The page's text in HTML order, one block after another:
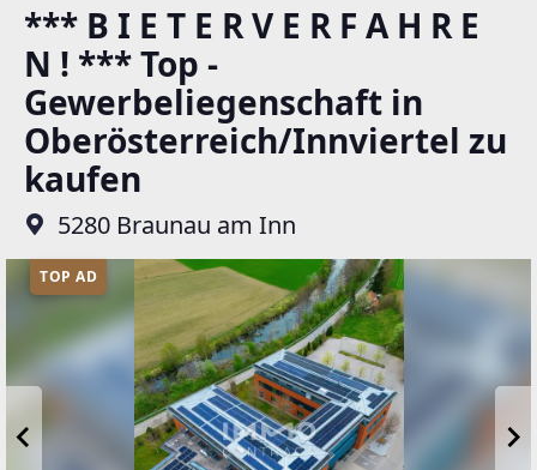
*** B I E T E R V E R F A H R E
N ! *** Top -
Gewerbeliegenschaft in
Oberösterreich/Innviertel zu
kaufen
5280 Braunau am Inn
TOP AD